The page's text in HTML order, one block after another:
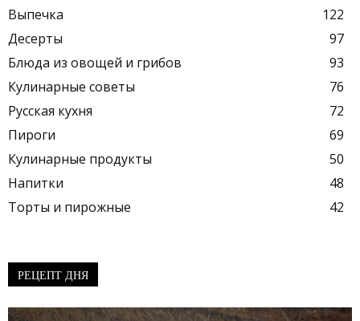
Выпечка
122
Десерты
97
Блюда из овощей и грибов
93
Кулинарные советы
76
Русская кухня
72
Пироги
69
Кулинарные продукты
50
Напитки
48
Торты и пирожные
42
РЕЦЕПТ ДНЯ